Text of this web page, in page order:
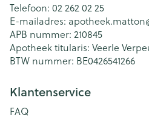
Telefoon: 02 262 02 25
E-mailadres:
APB nummer: 210845
Apotheek titularis: Veerle
BTW nummer: BE0426541266
Klantenservice
FAQ